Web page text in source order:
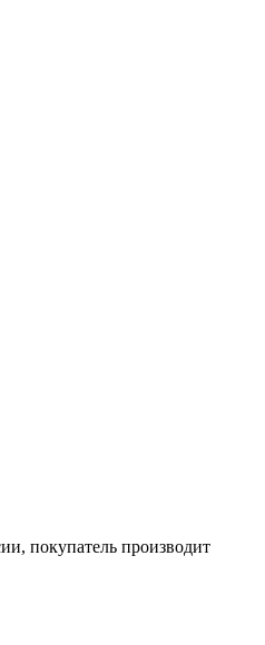
покупатель производит